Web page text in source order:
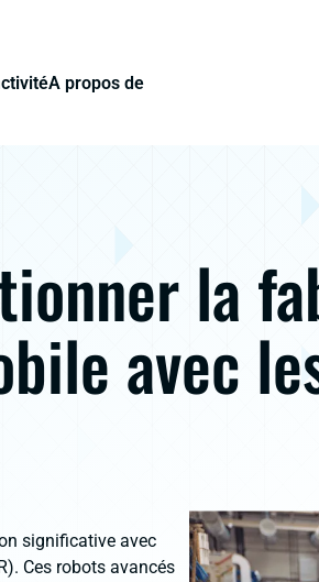
A propos de
la
avec
significative avec
Ces robots avancés